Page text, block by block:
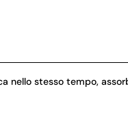
nello stesso tempo,